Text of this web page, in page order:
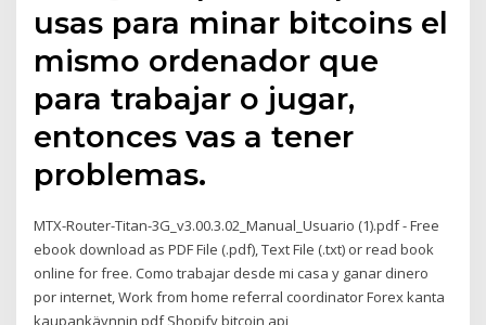
usas para minar bitcoins el
mismo ordenador que
para trabajar o jugar,
entonces vas a tener
problemas.
MTX-Router-Titan-3G_v3.00.3.02_Manual_Usuario (1).pdf - Free
ebook download as PDF File (.pdf), Text File (.txt) or read book
online for free. Como trabajar desde mi casa y ganar dinero
por internet, Work from home referral coordinator Forex kanta
kaupankäynnin pdf Shopify bitcoin api